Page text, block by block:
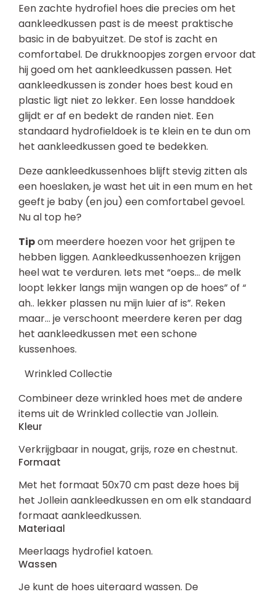
Een zachte hydrofiel hoes die precies om het
aankleedkussen past is de meest praktische
basic in de babyuitzet. De stof is zacht en
comfortabel. De drukknoopjes zorgen ervoor dat
hij goed om het aankleedkussen passen. Het
aankleedkussen is zonder hoes best koud en
plastic ligt niet zo lekker. Een losse handdoek
glijdt er af en bedekt de randen niet. Een
standaard hydrofieldoek is te klein en te dun om
het aankleedkussen goed te bedekken.
Deze aankleedkussenhoes blijft stevig zitten als
een hoeslaken, je wast het uit in een mum en het
geeft je baby (en jou) een comfortabel gevoel.
Nu al top he?
Tipom meerdere hoezen voor het grijpen te
hebben liggen. Aankleedkussenhoezen krijgen
heel wat te verduren. Iets met “oeps… de melk
loopt lekker langs mijn wangen op de hoes” of “
ah.. lekker plassen nu mijn luier af is”. Reken
maar… je verschoont meerdere keren per dag
het aankleedkussen met een schone
kussenhoes.
Wrinkled Collectie
Combineer deze wrinkled hoes met de andere
items uit de Wrinkled collectie van Jollein.
Kleur
Verkrijgbaar in nougat, grijs, roze en chestnut.
Formaat
Met het formaat 50x70 cm past deze hoes bij
het Jollein aankleedkussen en om elk standaard
formaat aankleedkussen.
Materiaal
Meerlaags hydrofiel katoen.
Wassen
Je kunt de hoes uiteraard wassen. De